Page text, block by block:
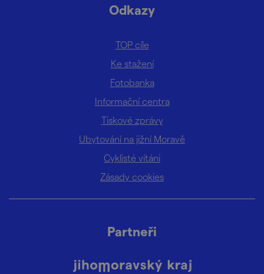
Odkazy
TOP cíle
Ke stažení
Fotobanka
Informační centra
Tiskové zprávy
Ubytování na jižní Moravě
Cyklisté vítáni
Zásady cookies
Partneři